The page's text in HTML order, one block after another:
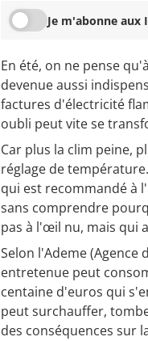
s
u
r
a
c
l
i
m
l
'
é
t
Je m'abonne aux
En été, on ne pense
devenue aussi
factures d'électricité
oubli peut vite se
Car plus la clim peine,
réglage de
qui est recommandé à
sans comprendre
pas à l'œil nu, mais qui
Selon l'Ademe
entretenue peut
centaine d'euros qui
peut surchauffer,
des conséquences sur